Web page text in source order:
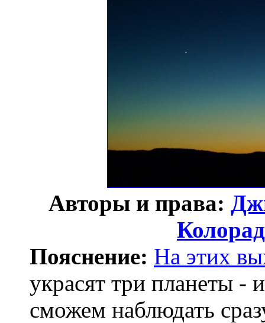
Авторы и права:
Пояснение: На этих
украсят три планеты -
сможем наблюдать